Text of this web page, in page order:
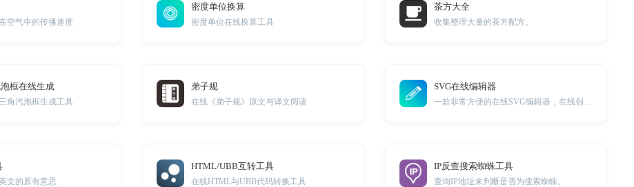
空气中的传播速度
密度单位换算
密度单位在线换算工具
茶方大全
收集整理大量的茶方配方。
框在线生成
角汽泡框生成工具
弟子规
在线《弟子规》原文与译文阅读
SVG在线编辑器
文的原有意思
HTML/UBB互转工具
在线HTML与UBB代码转换工具
IP反查搜索蜘蛛工具
查询IP地址来判断是否为搜索蜘蛛。